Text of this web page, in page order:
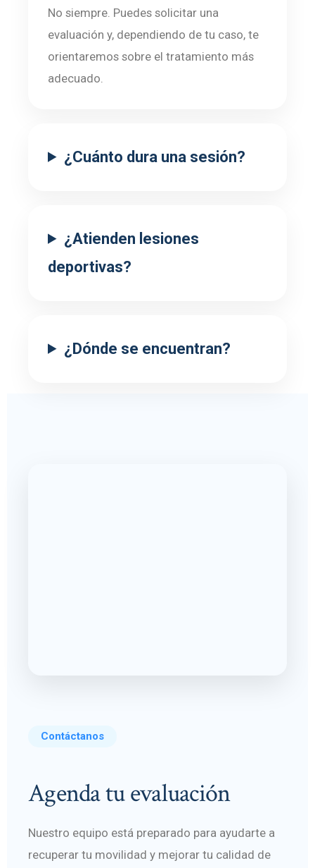
No siempre. Puedes solicitar una
evaluación y, dependiendo de tu caso, te
orientaremos sobre el tratamiento más
adecuado.
¿Cuánto dura una sesión?
¿Atienden lesiones
deportivas?
¿Dónde se encuentran?
Contáctanos
Agenda tu evaluación
Nuestro equipo está preparado para ayudarte a
recuperar tu movilidad y mejorar tu calidad de